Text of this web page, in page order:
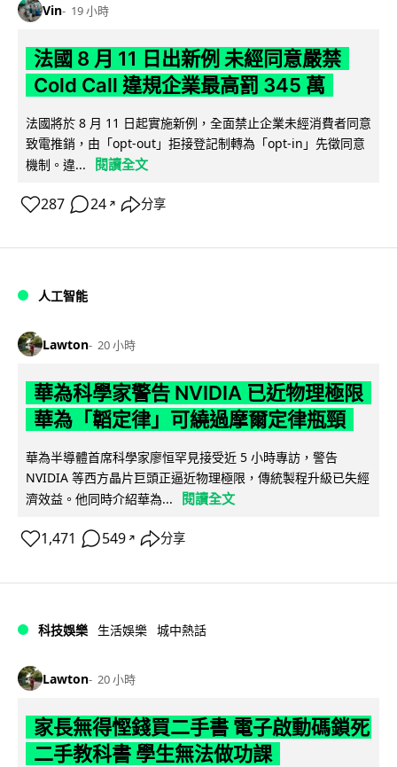
Vin 19 小時
法國 8 月 11 日出新例 未經同意嚴禁
Cold Call 違規企業最高罰 345 萬
法國將於 8 月 11 日起實施新例，全面禁止企業未經消費者同意
致電推銷，由「opt-out」拒接登記制轉為「opt-in」先徵同意
機制。違...
閱讀全文
287 24 ↗ 分享
人工智能
Lawton 20 小時
華為科學家警告 NVIDIA 已近物理極限
華為「韜定律」可繞過摩爾定律瓶頸
華為半導體首席科學家廖恒罕見接受近 5 小時專訪，警告
NVIDIA 等西方晶片巨頭正逼近物理極限，傳統製程升級已失經
濟效益。他同時介紹華為...
閱讀全文
1,471 549 ↗ 分享
科技娛樂 生活娛樂 城中熱話
Lawton 20 小時
家長無得慳錢買二手書 電子啟動碼鎖死
二手教科書 學生無法做功課